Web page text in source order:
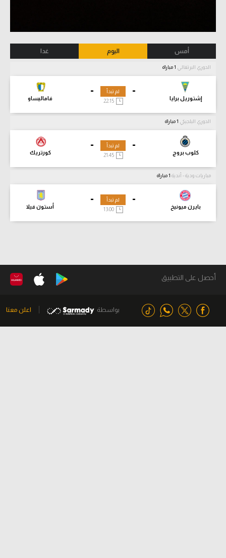
أمس اليوم غدا
الدوري البرتغالي
-
إشتوريل برايا
-
فاماليساو
لم تبدأ
22:15
الدوري البلجيكي
-
كلوب بروج
-
كورتريك
لم تبدأ
21:45
مباريات ودية - أندية
-
بايرن ميونيخ
-
أستون فيلا
لم تبدأ
13:00
أحصل على التطبيق
بواسطة اعلن معنا